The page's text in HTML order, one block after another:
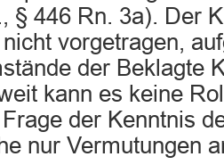
§ 446 Rn. 3a). Der
vorgetragen,
der Beklagte
kann es keine
der Kenntnis
nur Vermutungen